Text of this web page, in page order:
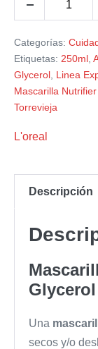
Categorías:
Etiquetas: 250ml
Glycerol Linea
Mascarilla
Torrevieja
L'oreal
Descripción
Una
secos y/o